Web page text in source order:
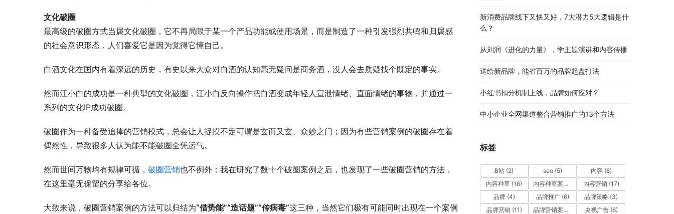
文化破圈
最高级的破圈方式当属文化破圈，它不再局限于某一个产品功能或使用场景，而是制造了一种引发强烈共鸣和归属感
的社会意识形态，人们喜爱它是因为觉得它懂自己。
白酒文化在国内有着深远的历史，有史以来大众对白酒的认知毫无疑问是商务酒，没人会去质疑找个既定的事实。
然而江小白的成功是一种典型的文化破圈，江小白反向操作把白酒变成年轻人宣泄情绪、直面情绪的事物，并通过一
系列的文化IP成功破圈。
破圈作为一种备受追捧的营销模式，总会让人捉摸不定可谓是玄而又玄、众妙之门；因为有些营销案例的破圈存在着
偶然性，导致很多人认为能不能破圈全凭运气。
然而世间万物均有规律可循， 破圈营销也不例外；我在研究了数十个破圈案例之后，也发现了一些破圈营销的方法，
在这里毫无保留的分享给各位。
大致来说，破圈营销案例的方法可以归结为“借势能”“造话题”“传病毒”这三种，当然它们极有可能同时出现在一个案例
新消费品牌线下又快又好，7大潜力5大逻辑是什
么？
从刘润《进化的力量》，学主题演讲和内容传播
送给新品牌，能省百万的品牌起盘打法
小红书扣分机制上线，品牌如何应对？
中小企业全网渠道整合营销推广的13个方法
标签
B站 (2) seo(5) 内容(8)
内容种草 (16) 内容种草案例 内容营销(17)
品牌(4) 品牌推广(6) 品牌策略 (3)
品牌营销(11) 品牌营销案例 央视广告(8)